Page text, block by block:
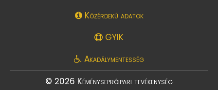
Közérdekű adatok
GYIK
Akadálymentesség
© 2026 Kéményseprőipari tevékenység